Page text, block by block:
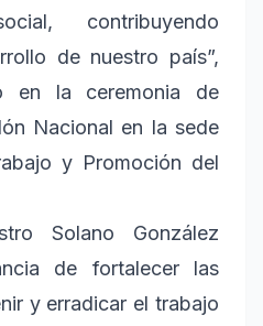
contribuyendo
de nuestro país”,
en la ceremonia de
Nacional en la sede
y Promoción del
Solano González
de fortalecer las
y erradicar el trabajo